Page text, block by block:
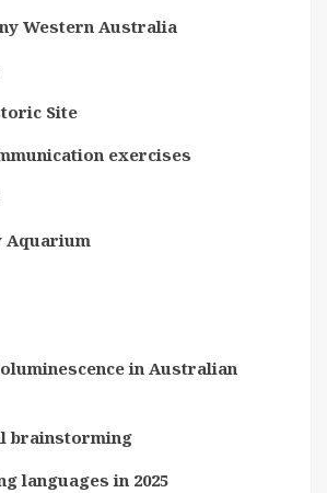
Western Australia
Site
exercises
Aquarium
in Australian
brainstorming
languages in 2025